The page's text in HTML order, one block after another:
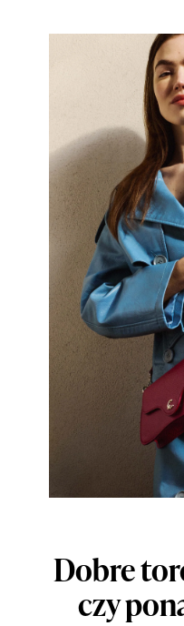
Dobre
czy